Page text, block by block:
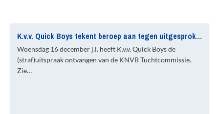
K.v.v. Quick Boys tekent beroep aan tegen uitgesproken straf
Woensdag 16 december j.l. heeft K.v.v. Quick Boys de
(straf)uitspraak ontvangen van de KNVB Tuchtcommissie.
Zie…